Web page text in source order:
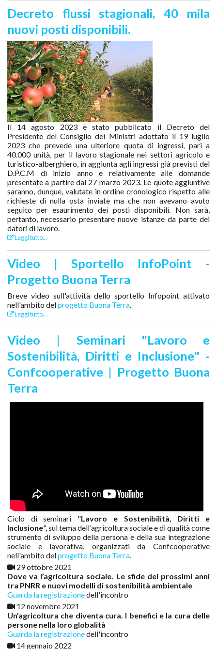
Decreto flussi stagionali, 40 mila
nuovi posti disponibili.
Il 14 agosto 2023 è stato pubblicato il Decreto del
Presidente del Consiglio dei Ministri adottato il 19 luglio
2023 che prevede una ulteriore quota di ingressi, pari a
40.000 unità, per il lavoro stagionale nei settori agricolo e
turistico-alberghiero, in aggiunta agli ingressi già previsti del
D.P.C.M di inizio anno e relativamente alle domande
presentate a partire dal 27 marzo 2023. Le quote aggiuntive
saranno, dunque, valutate in ordine cronologico rispetto alle
richieste di nulla osta inviate ma che non avevano avuto
seguito per esaurimento dei posti disponibili. Non sarà,
pertanto, necessario presentare nuove istanze da parte dei
datori di lavoro.
Leggi tutto...
Video | Sportello InfoPoint -
Progetto Buona Terra
Breve video sull'attività dello sportello Infopoint attivato
nell'ambito delprogetto Buona Terra.
Leggi tutto...
Video | Seminari "Lavoro e
Sostenibilità, Diritti e Inclusione" -
Confcooperative | Progetto Buona
Terra
Ciclo di seminari "Lavoro e Sostenibilità, Diritti e
Inclusione", sul tema dell'agricoltura sociale e di qualità come
strumento di sviluppo della persona e della sua integrazione
sociale e lavorativa, organizzati da Confcooperative
nell'ambito delprogetto Buona Terra.
29 ottobre 2021
Dove va l’agricoltura sociale. Le sfide dei prossimi anni
tra PNRR e nuovi modelli di sostenibilità ambientale
Guarda la registrazionedell'incontro
12 novembre 2021
Un’agricoltura che diventa cura. I benefici e la cura delle
persone nella loro globalità
Guarda la registrazionedell'incontro
14 gennaio 2022